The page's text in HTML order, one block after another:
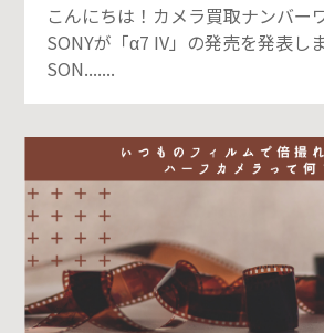
こんにちは！カメラ買取ナンバー
SONYが「α7 IV」の発売を発表し
SON.......